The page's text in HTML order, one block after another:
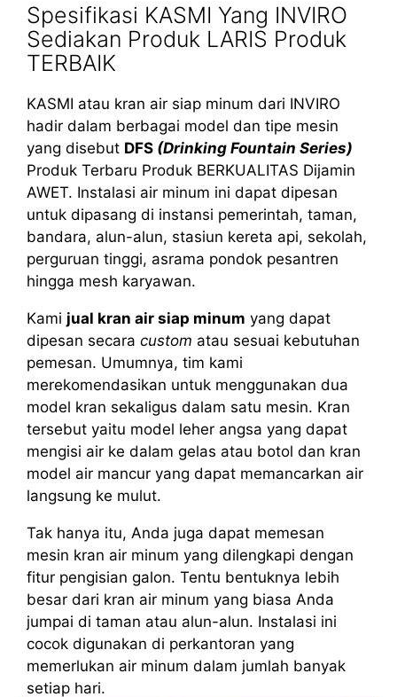
Spesifikasi KASMI Yang INVIRO
Sediakan Produk LARIS Produk
TERBAIK
KASMI atau kran air siap minum dari INVIRO
hadir dalam berbagai model dan tipe mesin
yang disebut DFS (Drinking Fountain Series)
Produk Terbaru Produk BERKUALITAS Dijamin
AWET. Instalasi air minum ini dapat dipesan
untuk dipasang di instansi pemerintah, taman,
bandara, alun-alun, stasiun kereta api, sekolah,
perguruan tinggi, asrama pondok pesantren
hingga mesh karyawan.
Kami jual kran air siap minum yang dapat
dipesan secara custom atau sesuai kebutuhan
pemesan. Umumnya, tim kami
merekomendasikan untuk menggunakan dua
model kran sekaligus dalam satu mesin. Kran
tersebut yaitu model leher angsa yang dapat
mengisi air ke dalam gelas atau botol dan kran
model air mancur yang dapat memancarkan air
langsung ke mulut.
Tak hanya itu, Anda juga dapat memesan
mesin kran air minum yang dilengkapi dengan
fitur pengisian galon. Tentu bentuknya lebih
besar dari kran air minum yang biasa Anda
jumpai di taman atau alun-alun. Instalasi ini
cocok digunakan di perkantoran yang
memerlukan air minum dalam jumlah banyak
setiap hari.